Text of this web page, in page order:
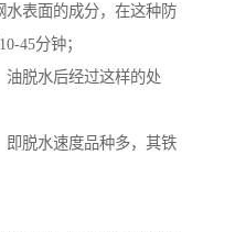
水表面的成分，在这种防
45分钟；
油脱水后经过这样的处
即脱水速度品种多，其铁